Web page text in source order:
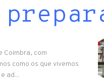
Coimbra, com
como os que vivemos
ad...